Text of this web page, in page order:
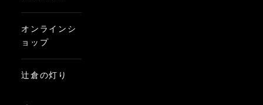
オンラインシ
ョップ
辻倉の灯り